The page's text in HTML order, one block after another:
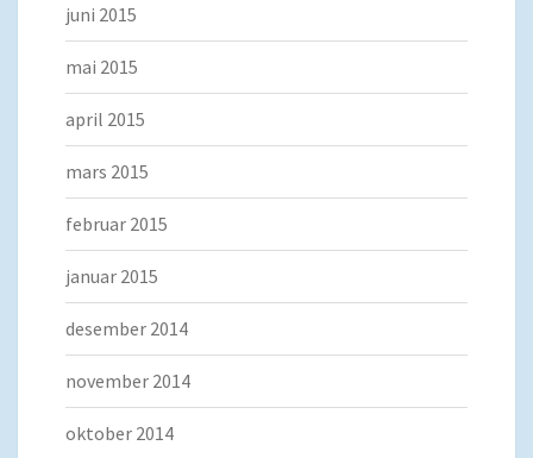
juni 2015
mai 2015
april 2015
mars 2015
februar 2015
januar 2015
desember 2014
november 2014
oktober 2014